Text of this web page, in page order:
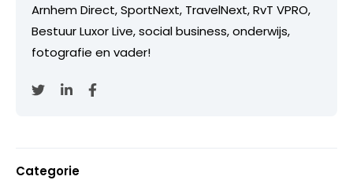
Arnhem Direct, SportNext, TravelNext, RvT VPRO,
Bestuur Luxor Live, social business, onderwijs,
fotografie en vader!
Categorie